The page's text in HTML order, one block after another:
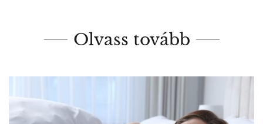
Olvass tovább